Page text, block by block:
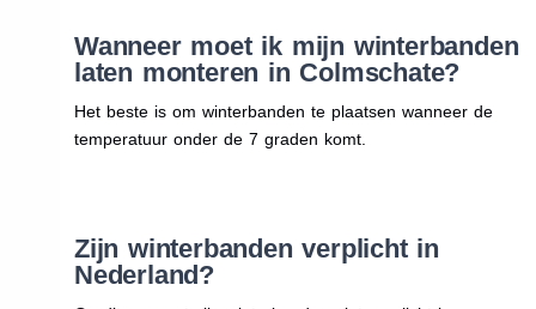
Wanneer moet ik mijn winterbanden
laten monteren in Colmschate?
Het beste is om winterbanden te plaatsen wanneer de
temperatuur onder de 7 graden komt.
Zijn winterbanden verplicht in
Nederland?